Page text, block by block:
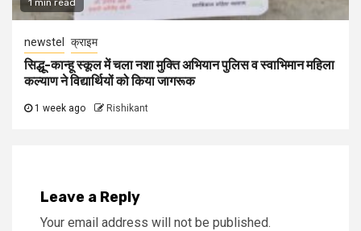
newstel क्राइम
सिद्धू-कान्हू स्कूल में चला नशा मुक्ति अभियान पुलिस व स्वाभिमान महिला
कल्याण ने विद्यार्थियों को किया जागरूक
1 week ago Rishikant
Leave a Reply
Your email address will not be published.